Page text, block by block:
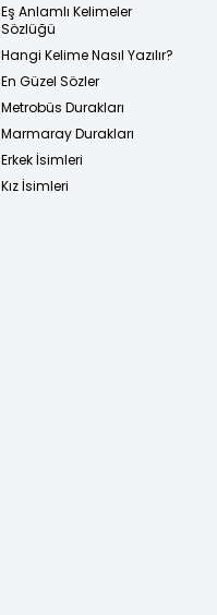
Eş Anlamlı Kelimeler
Sözlüğü
Hangi Kelime Nasıl Yazılır?
En Güzel Sözler
Metrobüs Durakları
Marmaray Durakları
Erkek İsimleri
Kız İsimleri